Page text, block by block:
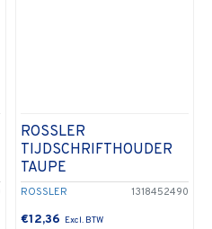
ROSSLER 1318452490
ROSSLER
TIJDSCHRIFTHOUDER
TAUPE
€12,36